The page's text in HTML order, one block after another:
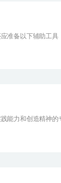
准备以下辅助工
能力和创造精神